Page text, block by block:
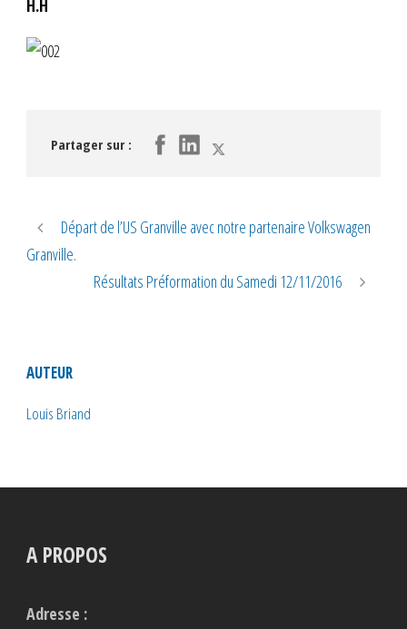
H.H
Partager sur :
Départ de l’US Granville avec notre partenaire Volkswagen
Granville.
Résultats Préformation du Samedi 12/11/2016
AUTEUR
Louis Briand
A PROPOS
Adresse :